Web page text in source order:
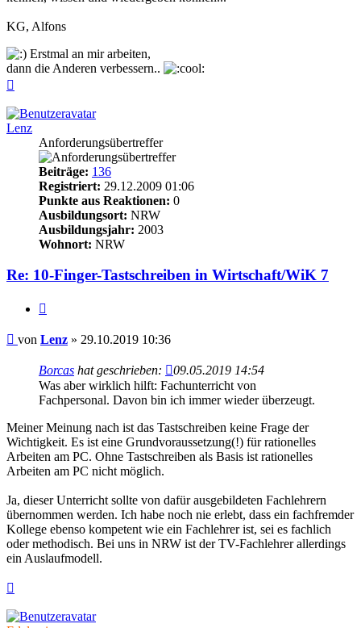
KG, Alfons
Erstmal an mir arbeiten,
dann die Anderen verbessern..
Lenz
Anforderungsübertreffer
Beiträge: 136
Registriert: 29.12.2009 01:06
Punkte aus Reaktionen: 0
Ausbildungsort: NRW
Ausbildungsjahr: 2003
Wohnort: NRW
Re: 10-Finger-Tastschreiben in Wirtschaft/WiK 7
Beitrag
von Lenz » 29.10.2019 10:36
Borcas hat geschrieben:
09.05.2019 14:54
Was aber wirklich hilft: Fachunterricht von
Fachpersonal. Davon bin ich immer wieder überzeugt.
Meiner Meinung nach ist das Tastschreiben keine Frage der
Wichtigkeit. Es ist eine Grundvoraussetzung(!) für rationelles
Arbeiten am PC. Ohne Tastschreiben als Basis ist rationelles
Arbeiten am PC nicht möglich.
Ja, dieser Unterricht sollte von dafür ausgebildeten Fachlehrern
übernommen werden. Ich habe noch nie erlebt, dass ein fachfremder
Kollege ebenso kompetent wie ein Fachlehrer ist, sei es fachlich
oder methodisch. Bei uns in NRW ist der TV-Fachlehrer allerdings
ein Auslaufmodell.